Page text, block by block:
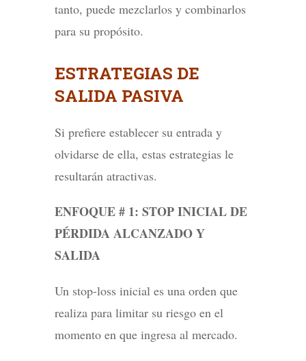
tanto, puede mezclarlos y combinarlos
para su propósito.
ESTRATEGIAS DE
SALIDA PASIVA
Si prefiere establecer su entrada y
olvidarse de ella, estas estrategias le
resultarán atractivas.
ENFOQUE # 1: STOP INICIAL DE
PÉRDIDA ALCANZADO Y
SALIDA
Un stop-loss inicial es una orden que
realiza para limitar su riesgo en el
momento en que ingresa al mercado.